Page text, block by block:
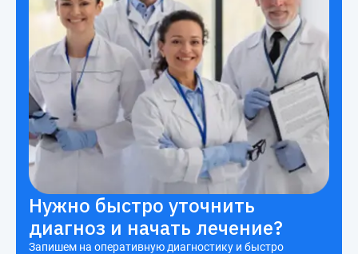
Нужно быстро уточнить
диагноз и начать лечение?
Запишем на оперативную диагностику и быстро